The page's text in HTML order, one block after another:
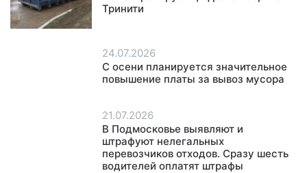
Тринити
24.07.2026
С осени планируется значительное
повышение платы за вывоз мусора
21.07.2026
В Подмосковье выявляют и
штрафуют нелегальных
перевозчиков отходов. Сразу шесть
водителей оплатят штрафы